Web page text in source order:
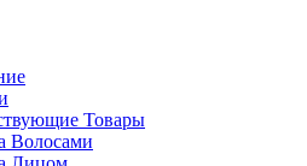
Товары
Волосами